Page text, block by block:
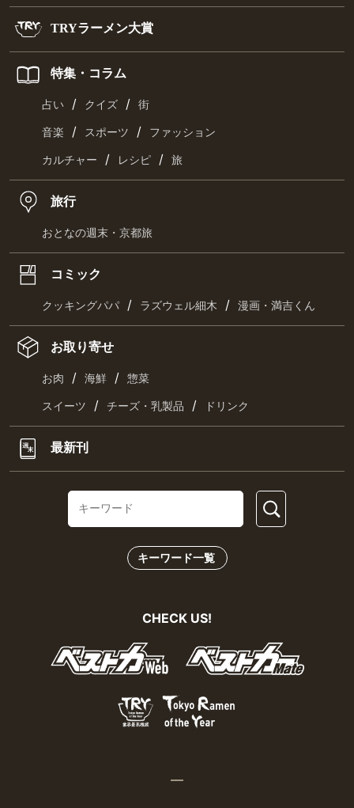
TRYラーメン大賞
特集・コラム
占い / クイズ / 街
音楽 / スポーツ / ファッション
カルチャー / レシピ / 旅
旅行
おとなの週末・京都旅
コミック
クッキングパパ / ラズウェル細木 / 漫画・満吉くん
お取り寄せ
お肉 / 海鮮 / 惣菜
スイーツ / チーズ・乳製品 / ドリンク
最新刊
キーワード一覧
CHECK US!